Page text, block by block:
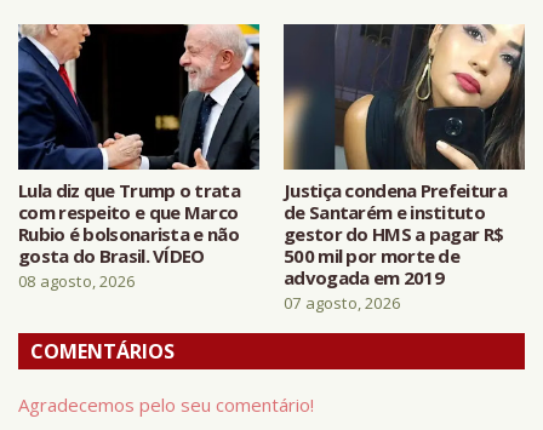
Lula diz que Trump o trata
com respeito e que Marco
Rubio é bolsonarista e não
gosta do Brasil. VÍDEO
08 agosto, 2026
Justiça condena Prefeitura
de Santarém e instituto
gestor do HMS a pagar R$
500 mil por morte de
advogada em 2019
07 agosto, 2026
COMENTÁRIOS
Agradecemos pelo seu comentário!